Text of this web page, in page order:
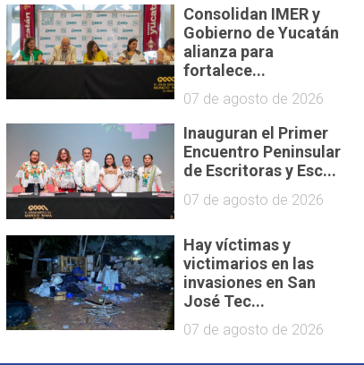
Consolidan IMER y
Gobierno de Yucatán
alianza para
fortalece...
07 de agosto de 2026
Inauguran el Primer
Encuentro Peninsular
de Escritoras y Esc...
07 de agosto de 2026
Hay víctimas y
victimarios en las
invasiones en San
José Tec...
07 de agosto de 2026